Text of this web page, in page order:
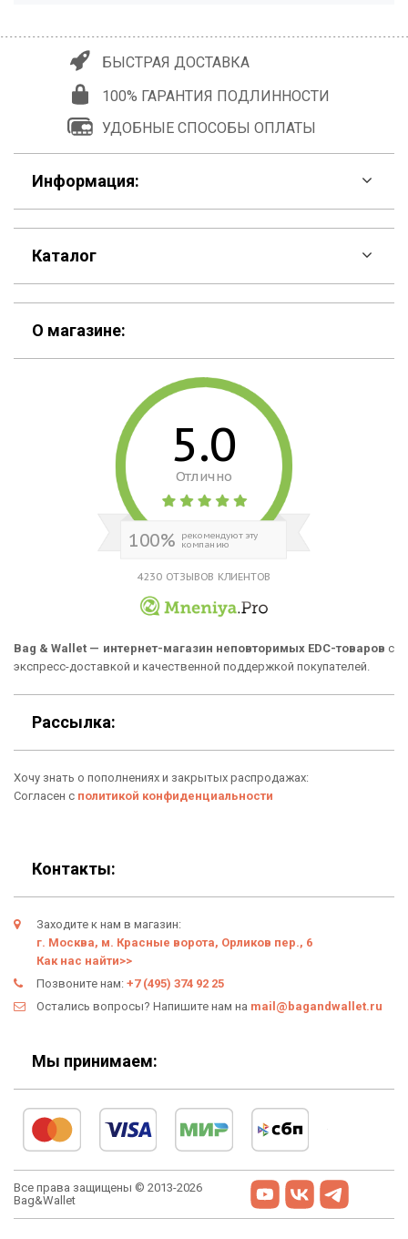
БЫСТРАЯ ДОСТАВКА
100% ГАРАНТИЯ ПОДЛИННОСТИ
УДОБНЫЕ СПОСОБЫ ОПЛАТЫ
Информация:
F.A.Q
Контакты
Шоурум
Материалы
Способы оплаты
Подарочные сертификаты
Условия возврата
Оферта
Политика конфиденциальности
Личный кабинет
Каталог
Скидки
Кошельки
Для гаджетов
Аксессуары
Популярные товары
О магазине:
5.0
Отлично
100% рекомендуют эту
компанию
4230 ОТЗЫВОВ КЛИЕНТОВ
Bag & Wallet — интернет-магазин неповторимых EDC-товаров с
экспресс-доставкой и качественной поддержкой покупателей.
Рассылка:
Хочу знать о пополнениях и закрытых распродажах:
Согласен с политикой конфиденциальности
Контакты:
Заходите к нам в магазин:
г. Москва, м. Красные ворота, Орликов пер., 6
Как нас найти>>
Позвоните нам: +7 (495) 374 92 25
Остались вопросы? Напишите нам на mail@bagandwallet.ru
Мы принимаем:
Все права защищены © 2013-2026
Bag&Wallet